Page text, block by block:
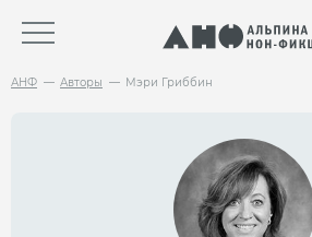
АНФ Авторы Мэри Гриббин